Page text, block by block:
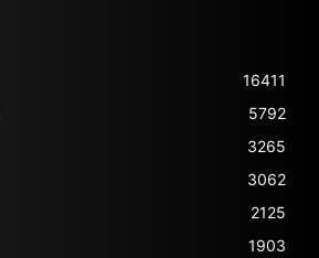
16411
5792
3265
3062
2125
1903